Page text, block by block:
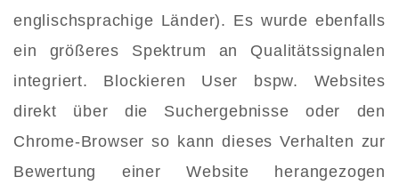
englischsprachige Länder). Es wurde ebenfalls
ein größeres Spektrum an Qualitätssignalen
integriert. Blockieren User bspw. Websites
direkt über die Suchergebnisse oder den
Chrome-Browser so kann dieses Verhalten zur
Bewertung einer Website herangezogen